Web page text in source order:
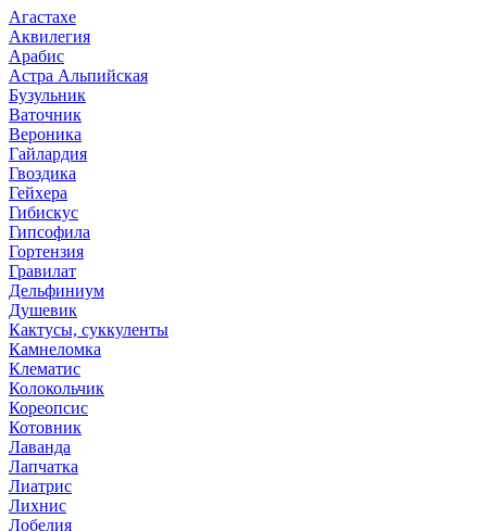
Агастахе
Аквилегия
Арабис
Астра Альпийская
Бузульник
Ваточник
Вероника
Гайлардия
Гвоздика
Гейхера
Гибискус
Гипсофила
Гортензия
Гравилат
Дельфиниум
Душевик
Кактусы, суккуленты
Камнеломка
Клематис
Колокольчик
Кореопсис
Котовник
Лаванда
Лапчатка
Лиатрис
Лихнис
Лобелия